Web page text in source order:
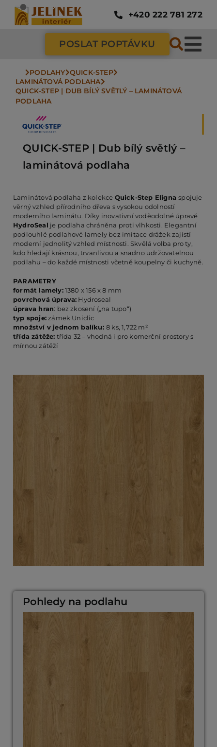
Přeskočit
obsah
+420 222 781 272
POSLAT POPTÁVKU
PODLAHY QUICK-STEP
LAMINÁTOVÁ PODLAHA
QUICK-STEP | DUB BÍLÝ SVĚTLÝ – LAMINÁTOVÁ
PODLAHA
QUICK-STEP | Dub bílý světlý –
laminátová podlaha
Laminátová podlaha z kolekce Quick-Step Elignaspojuje
věrný vzhled přírodního dřeva s vysokou odolností
moderního laminátu. Díky inovativní voděodolné úpravě
HydroSeal je podlaha chráněna proti vlhkosti. Elegantní
podlouhlé podlahové lamely bez imitace drážek zajistí
moderní jednolitý vzhled místnosti. Skvělá volba pro ty,
kdo hledají krásnou, trvanlivou a snadno udržovatelnou
podlahu – do každé místnosti včetně koupelny či kuchyně.
PARAMETRY
formát lamely:1380 x 156 x 8 mm
povrchová úprava: Hydroseal
úprava hran: bez zkosení („na tupo“)
typ spoje:zámek Uniclic
množství v jednom balíku:8 ks, 1,722 m²
třída zátěže: třída 32 – vhodná i pro komerční prostory s
mírnou zátěží
Pohledy na podlahu